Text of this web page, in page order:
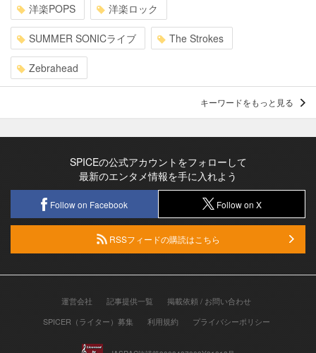
洋楽POPS 洋楽ロック
SUMMER SONICライブ The Strokes
Zebrahead
キーワードをもっと見る
SPICEの公式アカウントをフォローして
最新のエンタメ情報を手に入れよう
Follow on Facebook Follow on X
RSSフィードの購読はこちら
運営会社 記事提供一覧
掲載依頼 / お問い合わせ
SPICER（ライター）募集
利用規約 プライバシーポリシー